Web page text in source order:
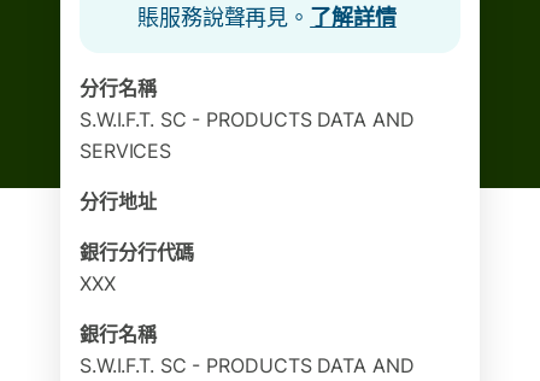
賬服務說聲再見。 了解詳情
分行名稱
S.W.I.F.T. SC - PRODUCTS DATA AND
SERVICES
分行地址
銀行分行代碼
XXX
銀行名稱
S.W.I.F.T. SC - PRODUCTS DATA AND